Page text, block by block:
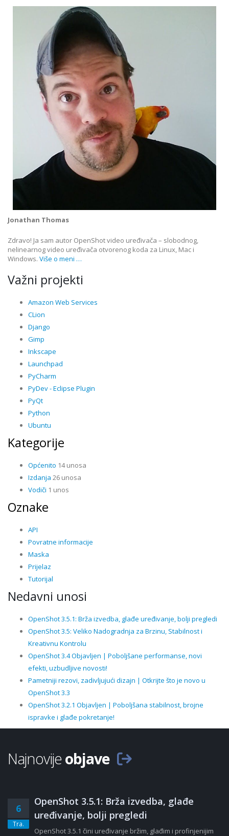
Jonathan Thomas
Zdravo! Ja sam autor OpenShot video uređivača – slobodnog,
nelinearnog video uređivača otvorenog koda za Linux, Mac i
Windows. Više o meni …
Važni projekti
Amazon Web Services
CLion
Django
Gimp
Inkscape
Launchpad
PyCharm
PyDev - Eclipse Plugin
PyQt
Python
Ubuntu
Kategorije
Općenito 14 unosa
Izdanja 26 unosa
Vodiči 1 unos
Oznake
API
Povratne informacije
Maska
Prijelaz
Tutorijal
Nedavni unosi
OpenShot 3.5.1: Brža izvedba, glađe uređivanje, bolji pregledi
OpenShot 3.5: Veliko Nadogradnja za Brzinu, Stabilnost i
Kreativnu Kontrolu
OpenShot 3.4 Objavljen | Poboljšane performanse, novi
efekti, uzbudljive novosti!
Pametniji rezovi, zadivljujući dizajn | Otkrijte što je novo u
OpenShot 3.3
OpenShot 3.2.1 Objavljen | Poboljšana stabilnost, brojne
ispravke i glađe pokretanje!
Najnovijeobjave
6
Tra.
OpenShot 3.5.1: Brža izvedba, glađe
uređivanje, bolji pregledi
OpenShot 3.5.1 čini uređivanje bržim, glađim i profinjenijim